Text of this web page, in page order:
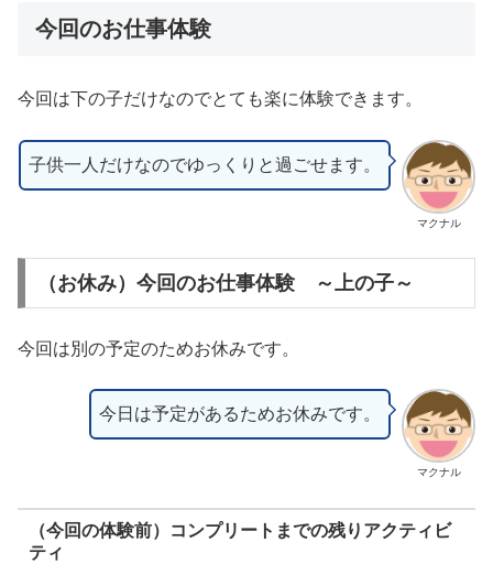
今回のお仕事体験
今回は下の子だけなのでとても楽に体験できます。
マクナル
子供一人だけなのでゆっくりと過ごせます。
（お休み）今回のお仕事体験 ～上の子～
今回は別の予定のためお休みです。
マクナル
今日は予定があるためお休みです。
（今回の体験前）コンプリートまでの残りアクティビ
ティ